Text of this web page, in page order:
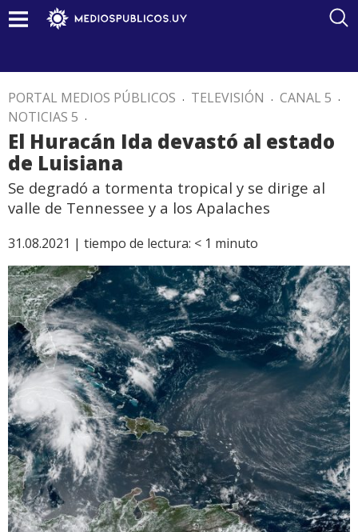
PORTAL MEDIOS PÚBLICOS . TELEVISIÓN . CANAL 5 .
NOTICIAS 5 .
El Huracán Ida devastó al estado
de Luisiana
Se degradó a tormenta tropical y se dirige al
valle de Tennessee y a los Apalaches
31.08.2021 | tiempo de lectura: < 1 minuto